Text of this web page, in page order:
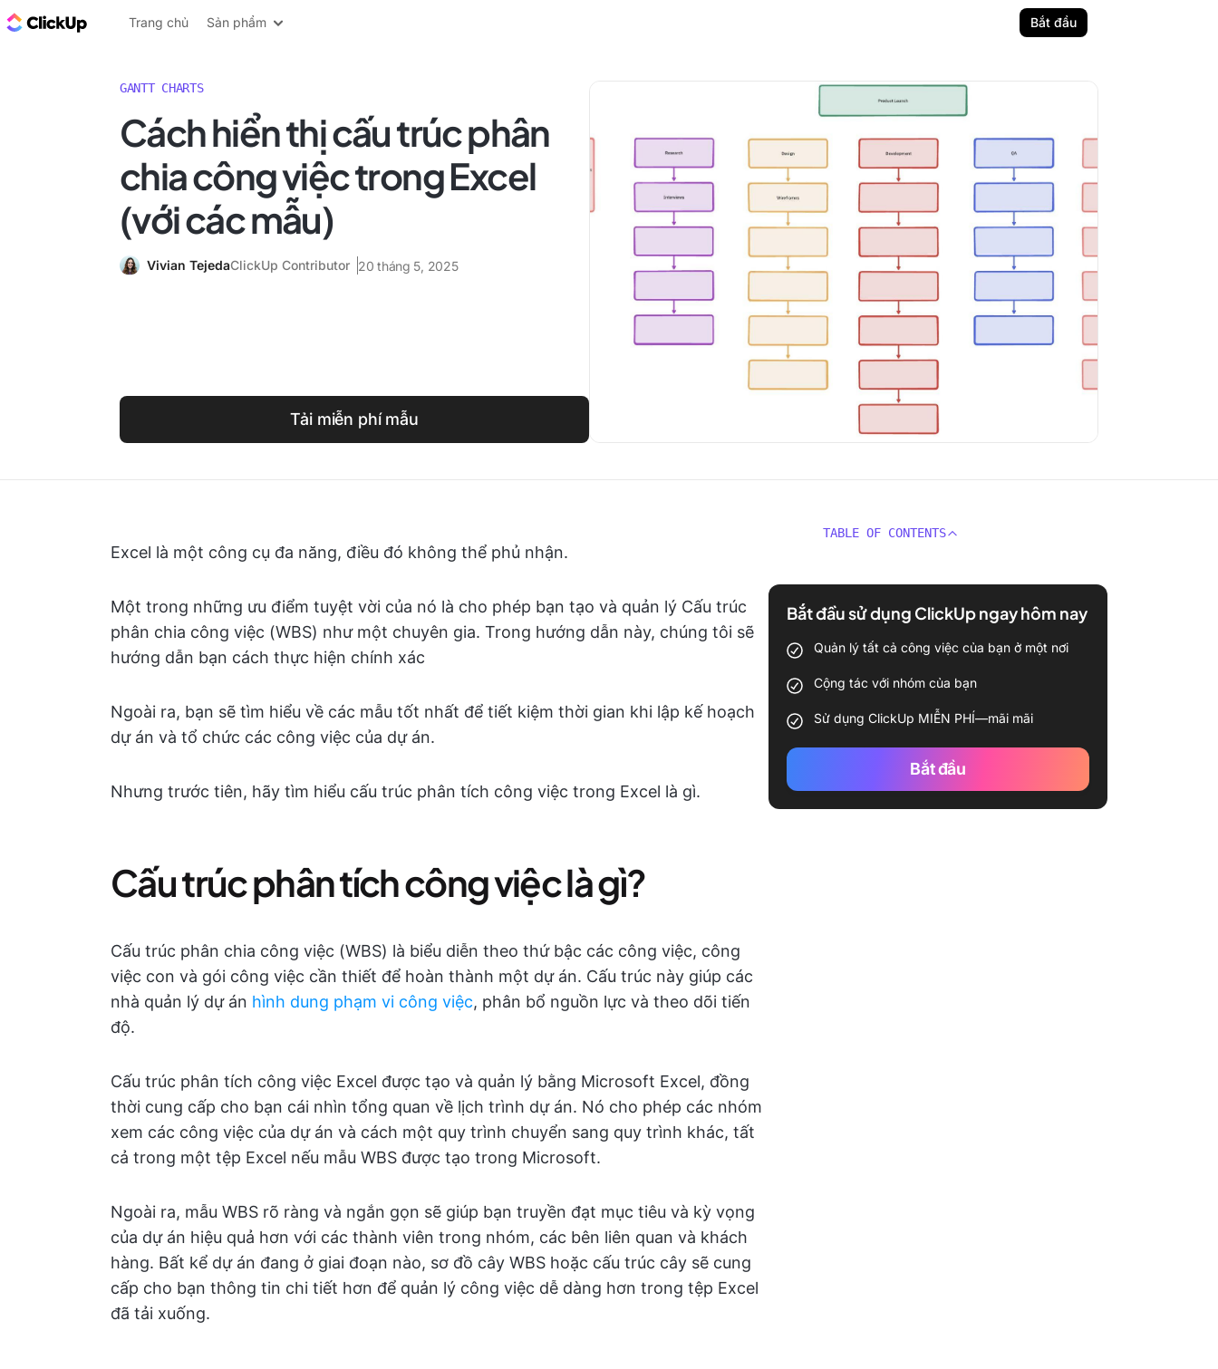
ClickUp Blog
Trang chủ Sản phẩm Bắt đầu
GANTT CHARTS
Cách hiển thị cấu trúc phân
chia công việc trong Excel
(với các mẫu)
Vivian TejedaClickUp Contributor 20 tháng 5, 2025
Tải miễn phí mẫu
Excel là một công cụ đa năng, điều đó không thể phủ nhận.
Một trong những ưu điểm tuyệt vời của nó là cho phép bạn tạo và quản lý Cấu trúc
phân chia công việc (WBS) như một chuyên gia. Trong hướng dẫn này, chúng tôi sẽ
hướng dẫn bạn cách thực hiện chính xác
Ngoài ra, bạn sẽ tìm hiểu về các mẫu tốt nhất để tiết kiệm thời gian khi lập kế hoạch
dự án và tổ chức các công việc của dự án.
Nhưng trước tiên, hãy tìm hiểu cấu trúc phân tích công việc trong Excel là gì.
Cấu trúc phân tích công việc là gì?
Cấu trúc phân chia công việc (WBS) là biểu diễn theo thứ bậc các công việc, công
việc con và gói công việc cần thiết để hoàn thành một dự án. Cấu trúc này giúp các
nhà quản lý dự án hình dung phạm vi công việc, phân bổ nguồn lực và theo dõi tiến
độ.
Cấu trúc phân tích công việc Excel được tạo và quản lý bằng Microsoft Excel, đồng
thời cung cấp cho bạn cái nhìn tổng quan về lịch trình dự án. Nó cho phép các nhóm
xem các công việc của dự án và cách một quy trình chuyển sang quy trình khác, tất
cả trong một tệp Excel nếu mẫu WBS được tạo trong Microsoft.
Ngoài ra, mẫu WBS rõ ràng và ngắn gọn sẽ giúp bạn truyền đạt mục tiêu và kỳ vọng
của dự án hiệu quả hơn với các thành viên trong nhóm, các bên liên quan và khách
hàng. Bất kể dự án đang ở giai đoạn nào, sơ đồ cây WBS hoặc cấu trúc cây sẽ cung
cấp cho bạn thông tin chi tiết hơn để quản lý công việc dễ dàng hơn trong tệp Excel
đã tải xuống.
TABLE OF CONTENTS
Bắt đầu sử dụng ClickUp ngay hôm nay
Quản lý tất cả công việc của bạn ở một nơi
Cộng tác với nhóm của bạn
Sử dụng ClickUp MIỄN PHÍ—mãi mãi
Bắt đầu